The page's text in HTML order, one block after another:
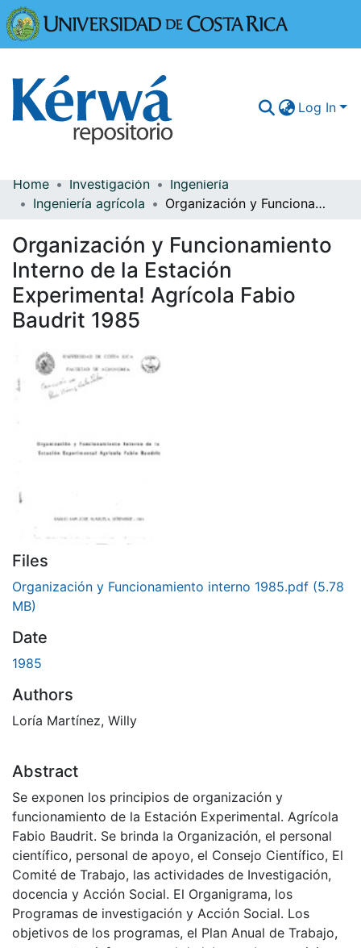
Log In
Communities & Collections
Browse Kérwá
Statistics
Home Investigación
Ingeniería
Ingeniería agrícola
Organización y Funcionamiento Interno de la Estación Experimenta! Agrícola Fabio Baudrit 1985
Organización y Funcionamiento
Interno de la Estación
Experimenta! Agrícola Fabio
Baudrit 1985
Files
Organización y Funcionamiento interno 1985.pdf (5.78
MB)
Date
1985
Authors
Loría Martínez, Willy
Abstract
Se exponen los principios de organización y
funcionamiento de la Estación Experimental. Agrícola
Fabio Baudrit. Se brinda la Organización, el personal
científico, personal de apoyo, el Consejo Científico, El
Comité de Trabajo, las actividades de Investigación,
docencia y Acción Social. El Organigrama, los
Programas de investigación y Acción Social. Los
objetivos de los programas, el Plan Anual de Trabajo,